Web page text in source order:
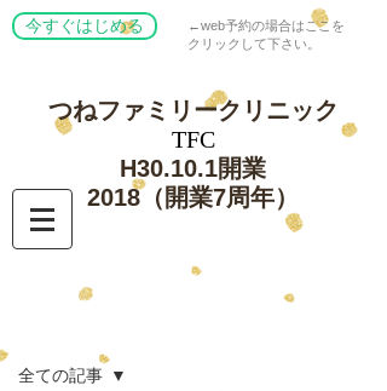
今すぐはじめる
←web予約の場合はここを
クリックして下さい。
つねファミリークリニック
​TFC
​H30.10.1開業
​2018（開業7周年）
全ての記事